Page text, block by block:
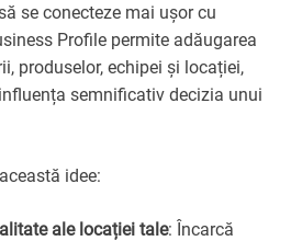
se conecteze mai ușor cu
Profile permite adăugarea
produselor, echipei și locației,
semnificativ decizia unui
idee:
ale locației tale: Încarcă